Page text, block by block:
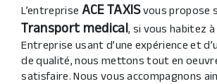
L’entrepriseACE TAXISvous propose
Transport medical, si vous habitez à
Entreprise usant d’une expérience et
de qualité, nous mettons tout en
satisfaire. Nous vous accompagnons